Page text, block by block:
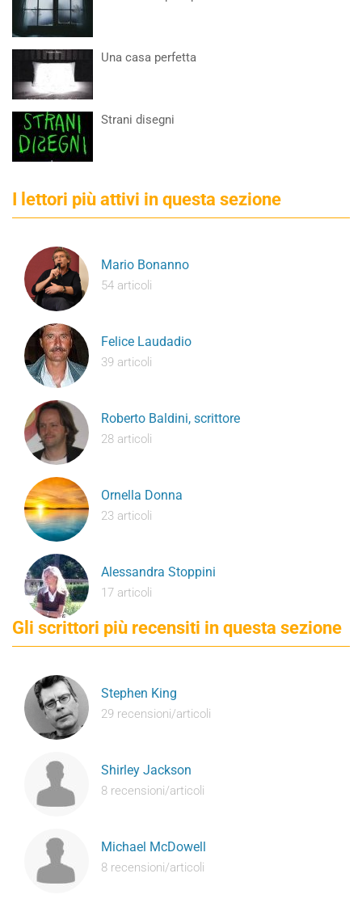
Una casa perfetta
Strani disegni
I lettori più attivi in questa sezione
Mario Bonanno
54 articoli
Felice Laudadio
39 articoli
Roberto Baldini, scrittore
28 articoli
Ornella Donna
23 articoli
Alessandra Stoppini
17 articoli
Gli scrittori più recensiti in questa sezione
Stephen King
29 recensioni/articoli
Shirley Jackson
8 recensioni/articoli
Michael McDowell
8 recensioni/articoli